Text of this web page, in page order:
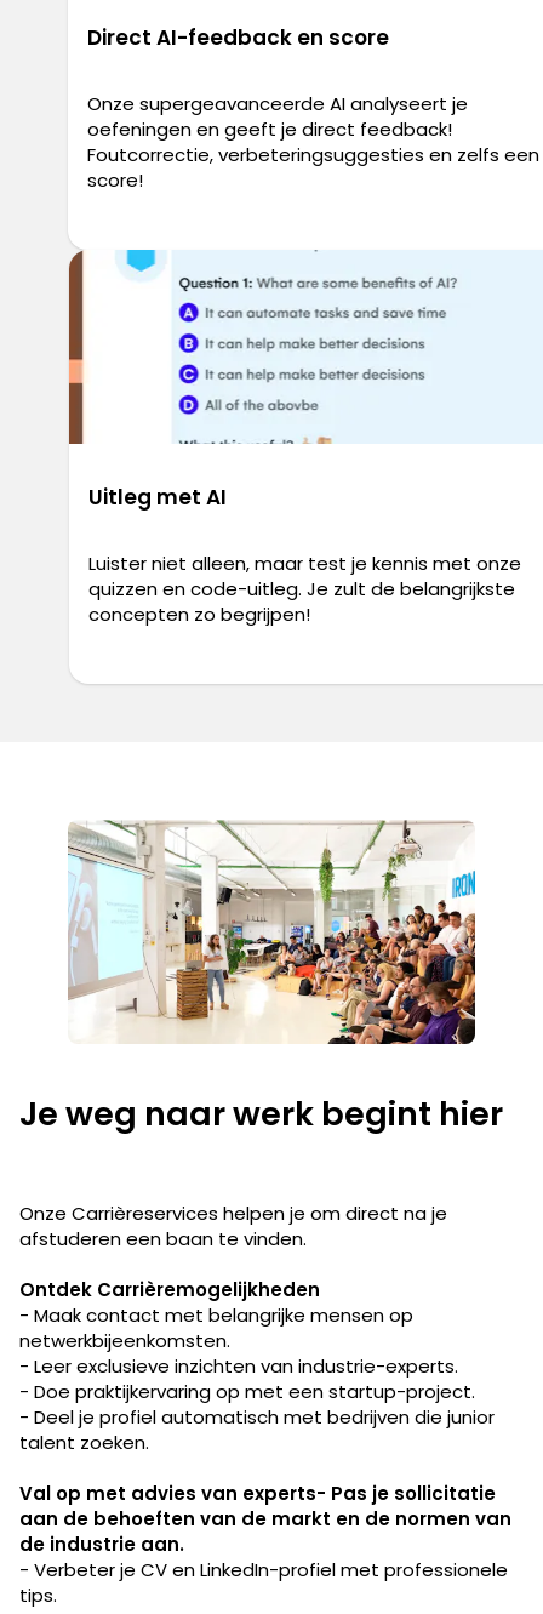
Direct AI-feedback en score
Onze supergeavanceerde AI analyseert je
oefeningen en geeft je direct feedback!
Foutcorrectie, verbeteringsuggesties en zelfs een
score!
Uitleg met AI
Luister niet alleen, maar test je kennis met onze
quizzen en code-uitleg. Je zult de belangrijkste
concepten zo begrijpen!
Je weg naar werk begint hier
Onze Carrièreservices helpen je om direct na je
afstuderen een baan te vinden.
Ontdek Carrièremogelijkheden
- Maak contact met belangrijke mensen op
netwerkbijeenkomsten.
- Leer exclusieve inzichten van industrie-experts.
- Doe praktijkervaring op met een startup-project.
- Deel je profiel automatisch met bedrijven die junior
talent zoeken.
Val op met advies van experts- Pas je sollicitatie
aan de behoeften van de markt en de normen van
de industrie aan.
- Verbeter je CV en LinkedIn-profiel met professionele
tips.